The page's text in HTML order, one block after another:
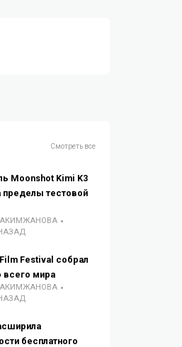
Смотреть все
Moonshot Kimi K3
тестовой
Festival собрал
всего мира
бесплатного